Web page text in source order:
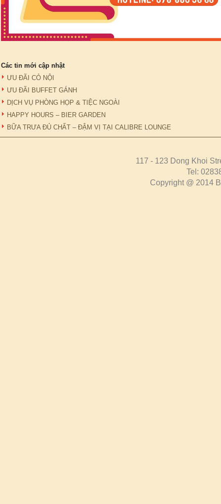
Các tin mới cập nhật
ƯU ĐÃI CỎ NỘI
ƯU ĐÃI BUFFET GÁNH
DỊCH VỤ PHÒNG HỌP & TIỆC NGOÀI
HAPPY HOURS – BIER GARDEN
BỮA TRƯA ĐỦ CHẤT – ĐẬM VỊ TẠI CALIBRE LOUNGE
117 - 123 Dong Khoi
Tel:
Copyright @ 2014